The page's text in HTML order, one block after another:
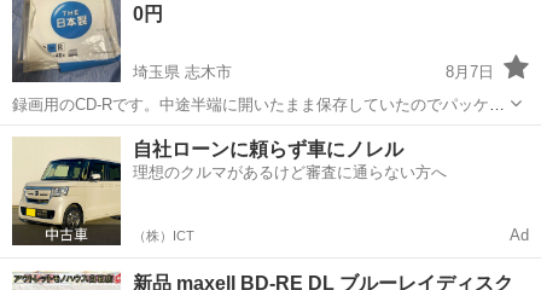
0円
埼玉県 志木市
8月7日
録画用のCD-Rです。中途半端に開いたまま保存していたのでパッケー
ジが汚れや傷が若干ありますが、中身は未使用で綺麗です。6枚セット
埼玉 志木市 映像プレーヤー、レコーダー
自社ローンに頼らず車にノレル
理想のクルマがあるけど審査に通らない方へ
（株）ICT Ad
新品 maxell BD-RE DL ブルーレイディスク